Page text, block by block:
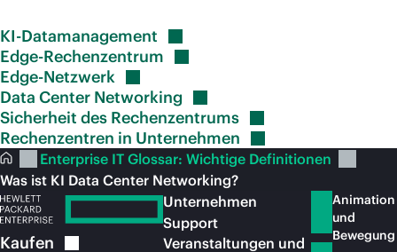
KI-Datamanagement
Edge-Rechenzentrum
Edge-Netzwerk
Data Center Networking
Sicherheit des Rechenzentrums
Rechenzentren in Unternehmen
Enterprise IT Glossar: Wichtige Definitionen
Was ist KI Data Center Networking?
Kaufen
Unternehmen
Support
Veranstaltungen und
Animation
und
Bewegung